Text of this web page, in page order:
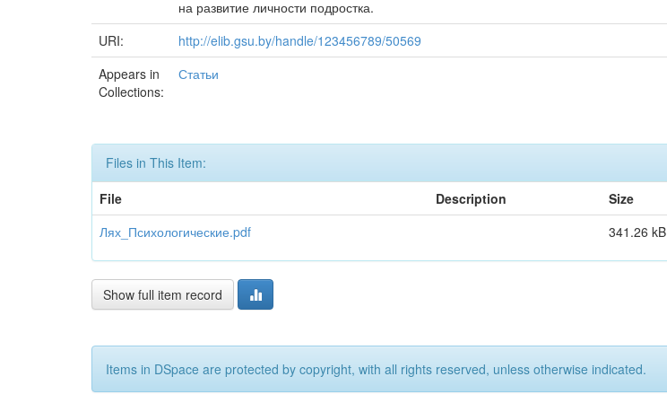
на развитие личности подростка.
URI:
http://elib.gsu.by/handle/123456789/50569
Appears in
Collections:
Статьи
Files in This Item:
File
Description Size
Лях_Психологические.pdf
341.26 kB
Show full item record
Items in DSpace are protected by copyright, with all rights reserved, unless otherwise indicated.